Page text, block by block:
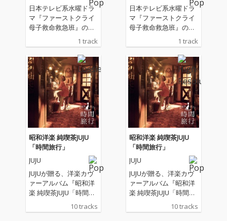
日本テレビ系水曜ドラ
マ『ファーストクライ
母子救命救急班』の主
1 track
日本テレビ系水曜ドラ
マ『ファーストクライ
母子救命救急班』の主
1 track
昭和洋楽 純喫茶JUJU
「時間旅行」
JUJU
JUJUが贈る、洋楽カヴ
ァーアルバム『昭和洋
楽 純喫茶JUJU「時間旅
行」』。 “昭和の時代
に日本で愛された洋
10 tracks
昭和洋楽 純喫茶JUJU
「時間旅行」
JUJU
JUJUが贈る、洋楽カヴ
ァーアルバム『昭和洋
楽 純喫茶JUJU「時間旅
行」』。 “昭和の時代
に日本で愛された洋
10 tracks